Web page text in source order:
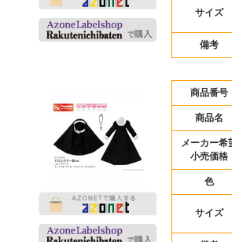
サイズ
備考
商品番号
商品名
メーカー希
小売価格
色
サイズ